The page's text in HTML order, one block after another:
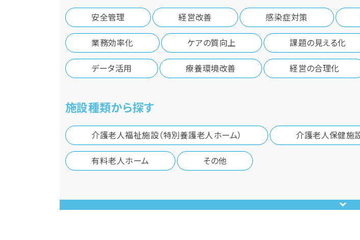
安全管理 経営改善 感染症対策
業務効率化 ケアの質向上 課題の見える化
データ活用 療養環境改善 経営の合理化
施設種類から探す
介護老人福祉施設（特別養護老人ホーム） 介護老人保健施
有料老人ホーム その他